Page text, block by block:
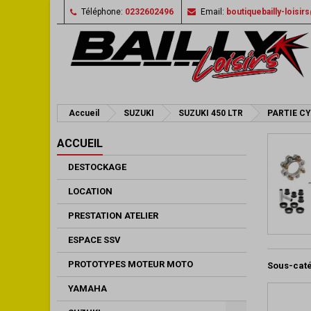
Téléphone: 0232602496 Email: boutiquebailly-
Accueil SUZUKI SUZUKI 450 LTR PARTIE
ACCUEIL
DESTOCKAGE
LOCATION
PRESTATION ATELIER
ESPACE SSV
PROTOTYPES MOTEUR MOTO
YAMAHA
Sous-